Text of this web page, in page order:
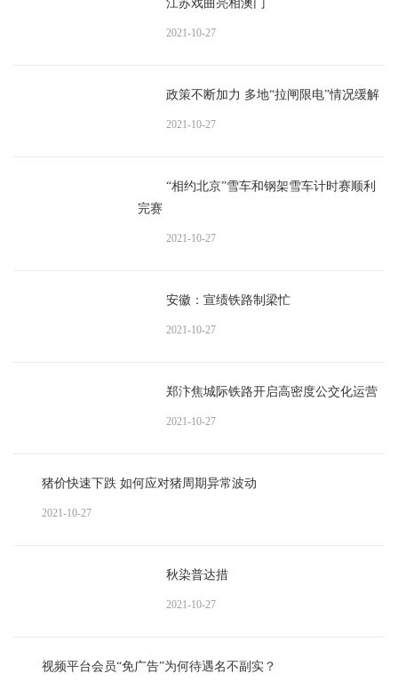
江苏戏曲亮相澳门
2021-10-27
政策不断加力 多地“拉闸限电”情况缓解
2021-10-27
“相约北京”雪车和钢架雪车计时赛顺利
完赛
2021-10-27
安徽：宣绩铁路制梁忙
2021-10-27
郑汴焦城际铁路开启高密度公交化运营
2021-10-27
猪价快速下跌 如何应对猪周期异常波动
2021-10-27
秋染普达措
2021-10-27
视频平台会员“免广告”为何待遇名不副实？